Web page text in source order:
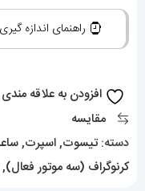
02088
TISSOTراهنمای اندازه گیری
افزودن به علاقه
مقایسه
دسته:تیسوت,اسپرت,
کرنوگراف (سه موتور فعال),